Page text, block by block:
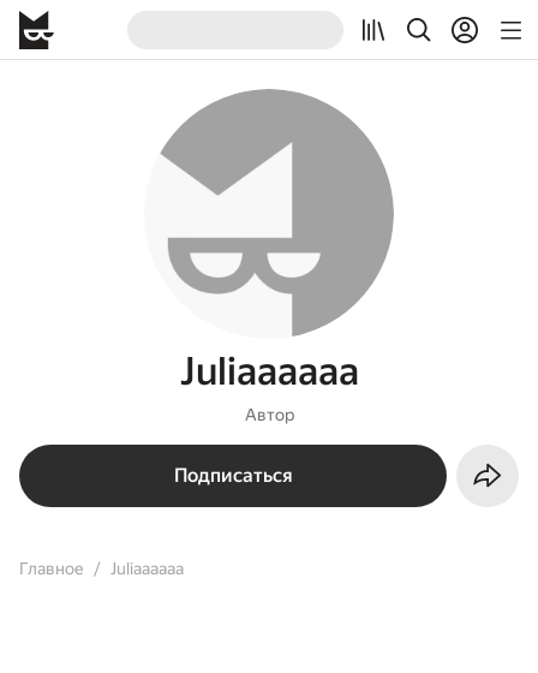
Juliaaaaaa
Автор
Подписаться
Главное Juliaaaaaa